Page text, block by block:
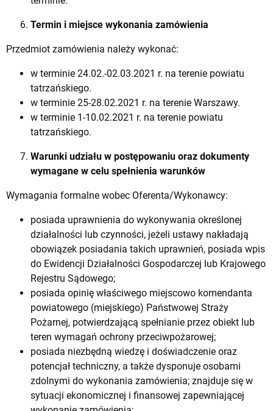
Termin i miejsce wykonania zamówienia
Przedmiot zamówienia należy wykonać:
w terminie 24.02.-02.03.2021 r. na terenie powiatu
tatrzańskiego.
w terminie 25-28.02.2021 r. na terenie Warszawy.
w terminie 1-10.02.2021 r. na terenie powiatu
tatrzańskiego.
Warunki udziału w postępowaniu oraz dokumenty
wymagane w celu spełnienia warunków
Wymagania formalne wobec Oferenta/Wykonawcy:
posiada uprawnienia do wykonywania określonej
działalności lub czynności, jeżeli ustawy nakładają
obowiązek posiadania takich uprawnień, posiada wpis
do Ewidencji Działalności Gospodarczej lub Krajowego
Rejestru Sądowego;
posiada opinię właściwego miejscowo komendanta
powiatowego (miejskiego) Państwowej Straży
Pożarnej, potwierdzającą spełnianie przez obiekt lub
teren wymagań ochrony przeciwpożarowej;
posiada niezbędną wiedzę i doświadczenie oraz
potencjał techniczny, a także dysponuje osobami
zdolnymi do wykonania zamówienia; znajduje się w
sytuacji ekonomicznej i finansowej zapewniającej